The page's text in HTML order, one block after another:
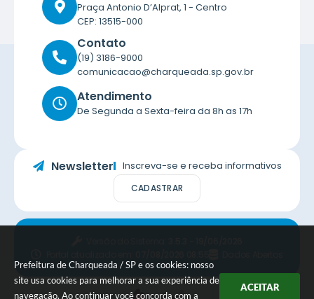
Prefeitura de Charqueada / SP e os cookies: nosso
site usa cookies para melhorar a sua experiência de
navegação. Ao continuar você concorda com a
ACEITAR
Praça Antonio D’Alprat, 1 - Centro
CEP: 13515-000
Contato
(19) 3186-9000
comunicacao@charqueada.sp.gov.br
Atendimento
De Segunda a Sexta-feira da 8h as 17h
Newsletter Inscreva-se e receba informativos
CADASTRAR